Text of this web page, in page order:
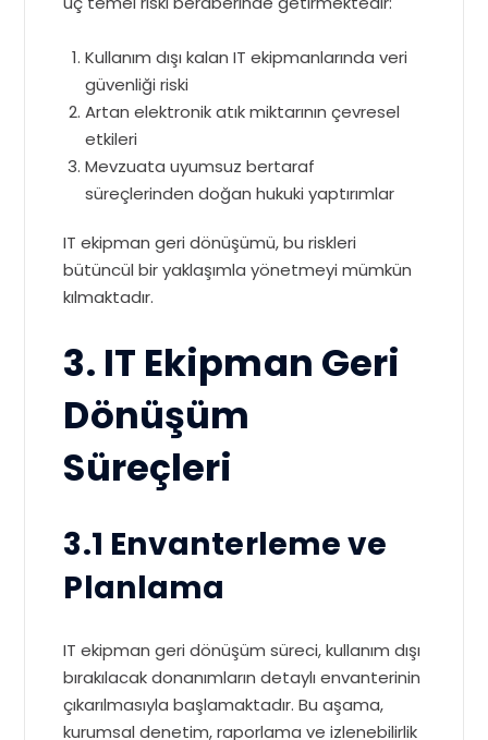
Kullanım dışı kalan IT ekipmanlarında veri
güvenliği riski
Artan elektronik atık miktarının çevresel
etkileri
Mevzuata uyumsuz bertaraf
süreçlerinden doğan hukuki yaptırımlar
IT ekipman geri dönüşümü, bu riskleri
bütüncül bir yaklaşımla yönetmeyi mümkün
kılmaktadır.
3. IT Ekipman Geri
Dönüşüm
Süreçleri
3.1 Envanterleme ve
Planlama
IT ekipman geri dönüşüm süreci, kullanım dışı
bırakılacak donanımların detaylı envanterinin
çıkarılmasıyla başlamaktadır. Bu aşama,
kurumsal denetim, raporlama ve izlenebilirlik